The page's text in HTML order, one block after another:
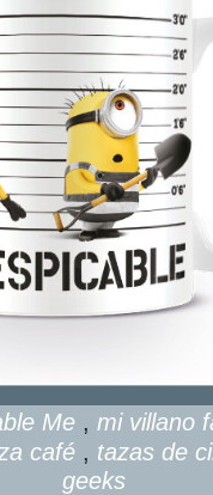
Me , mi villano
café , tazas de
geeks